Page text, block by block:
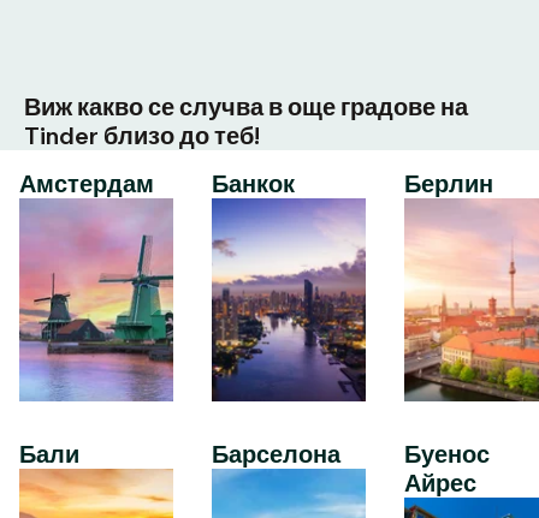
Виж какво се случва в още градове на
Tinder близо до теб!
Амстердам
Бали
Банкок
Барселона
Берлин
Буенос
Айрес